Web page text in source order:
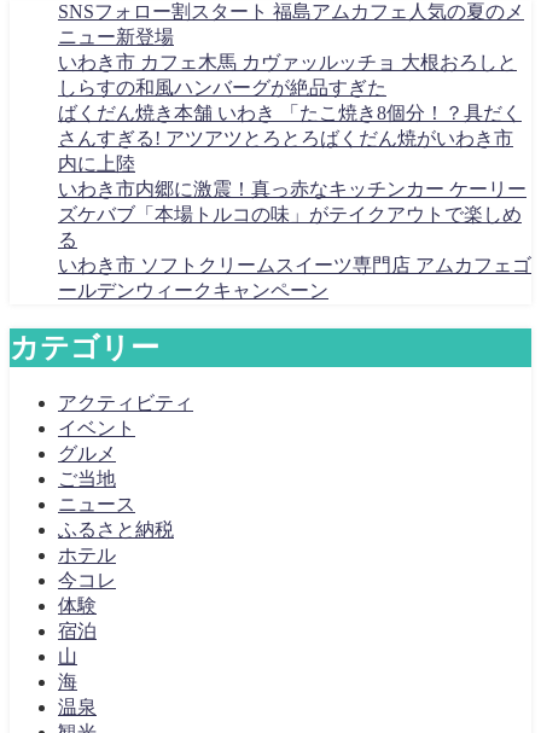
SNSフォロー割スタート 福島アムカフェ人気の夏のメ
ニュー新登場
いわき市 カフェ木馬 カヴァッルッチョ 大根おろしと
しらすの和風ハンバーグが絶品すぎた
ばくだん焼き本舗 いわき 「たこ焼き8個分！？具だく
さんすぎる! アツアツとろとろばくだん焼がいわき市
内に上陸
いわき市内郷に激震！真っ赤なキッチンカー ケーリー
ズケバブ「本場トルコの味」がテイクアウトで楽しめ
る
いわき市 ソフトクリームスイーツ専門店 アムカフェゴ
ールデンウィークキャンペーン
カテゴリー
アクティビティ
イベント
グルメ
ご当地
ニュース
ふるさと納税
ホテル
今コレ
体験
宿泊
山
海
温泉